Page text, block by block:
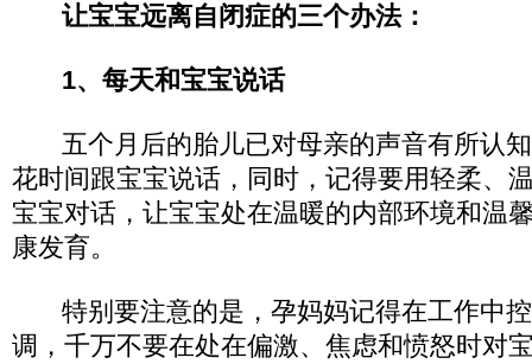
让宝宝远离自闭症的三个办法：
1、每天和宝宝说话
五个月后的胎儿已对母亲的声音有所认知
花时间跟宝宝说话，同时，记得要用轻柔、
宝宝对话，让宝宝处在温暖的内部环境和温
康发育。
特别要注意的是，孕妈妈记得在工作中控
调，千万不要在处在偏激、焦虑和愤怒时对